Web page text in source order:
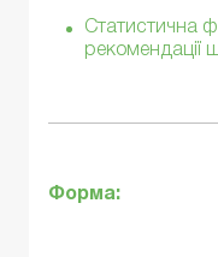
Статистична
рекомендації
Форма: